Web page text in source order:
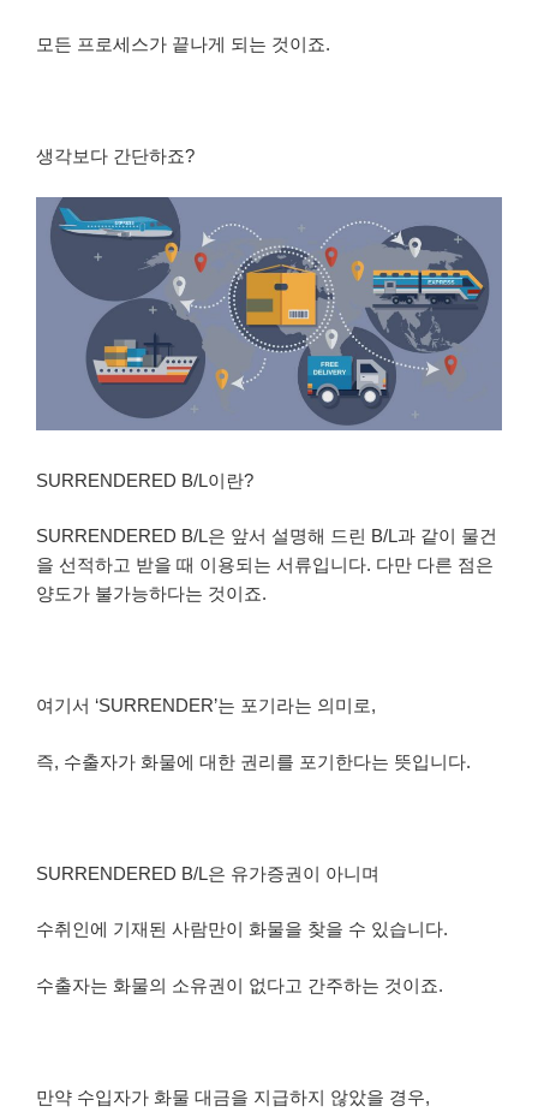
모든 프로세스가 끝나게 되는 것이죠.
생각보다 간단하죠?
SURRENDERED B/L이란?
SURRENDERED B/L은 앞서 설명해 드린 B/L과 같이 물건
을 선적하고 받을 때 이용되는 서류입니다. 다만 다른 점은
양도가 불가능하다는 것이죠.
여기서 ‘SURRENDER’는 포기라는 의미로,
즉, 수출자가 화물에 대한 권리를 포기한다는 뜻입니다.
SURRENDERED B/L은 유가증권이 아니며
수취인에 기재된 사람만이 화물을 찾을 수 있습니다.
수출자는 화물의 소유권이 없다고 간주하는 것이죠.
만약 수입자가 화물 대금을 지급하지 않았을 경우,